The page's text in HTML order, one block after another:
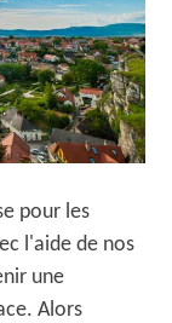
pour les
l'aide de nos
une
Alors